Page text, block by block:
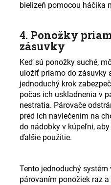
bielizeň pomocou háčika
4. Ponožky
zásuvky
Keď sú ponožky suché,
uložiť priamo do zásuvky
jednoduchý krok
počas ich uskladnenia v
nestratia. Párovače
pred ich navlečením na
do nádobky v kúpeľni,
ďalšie použitie.
Tento jednoduchý
párovaním ponožiek raz